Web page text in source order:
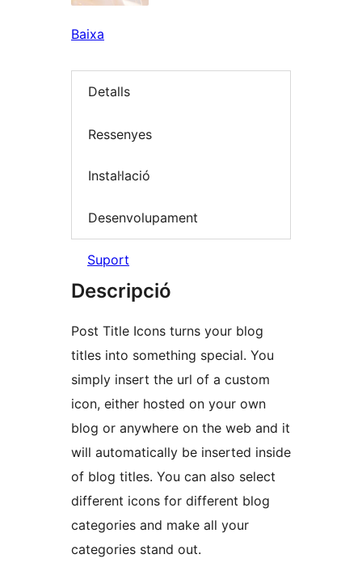
Baixa
Detalls
Ressenyes
Instal·lació
Desenvolupament
Suport
Descripció
Post Title Icons turns your blog
titles into something special. You
simply insert the url of a custom
icon, either hosted on your own
blog or anywhere on the web and it
will automatically be inserted inside
of blog titles. You can also select
different icons for different blog
categories and make all your
categories stand out.